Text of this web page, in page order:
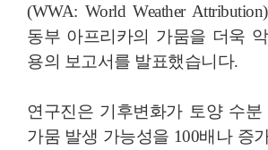
(WWA: World Weather
동부 아프리카의 가뭄을 더욱
용의 보고서를 발표했습니다.
연구진은 기후변화가 토양 수분
가뭄 발생 가능성을 100배나 증